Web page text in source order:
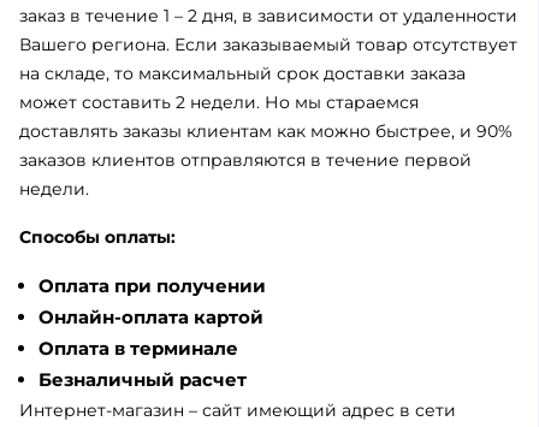
заказ в течение 1 – 2 дня, в зависимости от удаленности
Вашего региона. Если заказываемый товар отсутствует
на складе, то максимальный срок доставки заказа
может составить 2 недели. Но мы стараемся
доставлять заказы клиентам как можно быстрее, и 90%
заказов клиентов отправляются в течение первой
недели.
Способы оплаты:
Оплата при получении
Онлайн-оплата картой
Оплата в терминале
Безналичный расчет
Интернет-магазин – сайт имеющий адрес в сети